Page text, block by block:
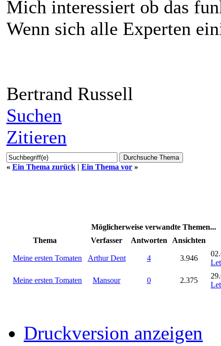
Mich interessiert ob das
Wenn sich alle Experten
Bertrand Russell
Suchen
Zitieren
« Ein Thema zurück | Ein Thema vor »
Möglicherweise verwandte Themen...
Thema
Verfasser Antworten Ansichten
Meine ersten Tomaten Arthur Dent 4 3.946
Meine ersten Tomaten Mansour 0 2.375
Druckversion anzeigen